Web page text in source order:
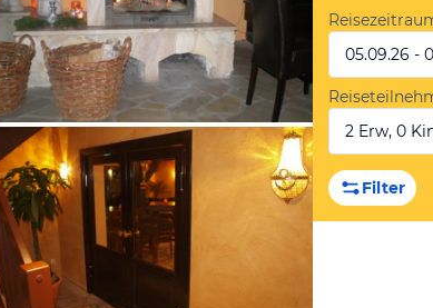
vom Hotelier, März 2014
05.09.26 -
2 Erw, 0
Filter